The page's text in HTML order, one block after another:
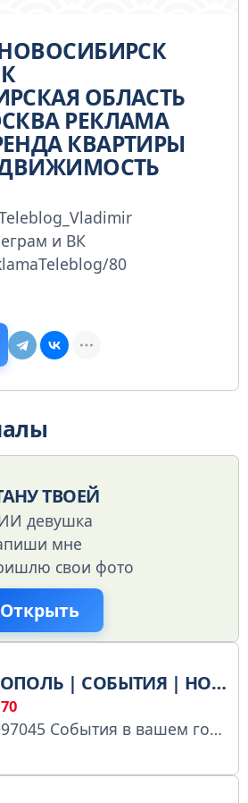
ОБЛАСТЬ
РЕКЛАМА
КВАРТИРЫ
и ВК
80
ТВОЕЙ
девушка
мне
свои фото
Открыть
| СОБЫТИЯ | НОВОСТИ
№ 4997097045 События в вашем городе. Политика, новости, инсайды, подпишись и приглашай друзей! По вопросам рекламы обращаться к @artrecpromo